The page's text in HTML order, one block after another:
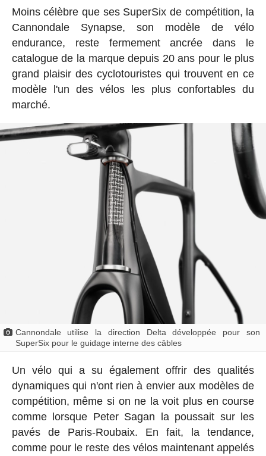
Moins célèbre que ses SuperSix de compétition, la
Cannondale Synapse, son modèle de vélo
endurance, reste fermement ancrée dans le
catalogue de la marque depuis 20 ans pour le plus
grand plaisir des cyclotouristes qui trouvent en ce
modèle l'un des vélos les plus confortables du
marché.
Cannondale utilise la direction Delta développée pour son
SuperSix pour le guidage interne des câbles
Un vélo qui a su également offrir des qualités
dynamiques qui n'ont rien à envier aux modèles de
compétition, même si on ne la voit plus en course
comme lorsque Peter Sagan la poussait sur les
pavés de Paris-Roubaix. En fait, la tendance,
comme pour le reste des vélos maintenant appelés